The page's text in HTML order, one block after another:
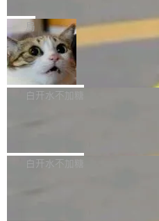
是把这段空隙补上。 回退到任何
aDB 捕获 commit 之间的每一次操
微软同期总资本开支的四成。 与
bet、微软以及 Meta 等传统科技
ceXAI的资金消耗速度尤为引人瞩
撑庞大支出的资金来源却呈现出
貌。数据显示，微软和 Meta 主
一个在终端里运行的编程 agent
1.2，驱动这个 agent 的新模型。
你可以用 curl -fsSL https://
sh | bash 安装一个能在大项目里
代码、验证结果的 AI 终端工具。
个主 agent 循环，外加一组后台
局
美团开源 LoHoSearch，用知
准 AI 能力认知
机器出题的前提，是让机器拥有
构建流程可以分为四个环节：建
白开水不加糖
库，并将作为transport接入
白开水不加糖